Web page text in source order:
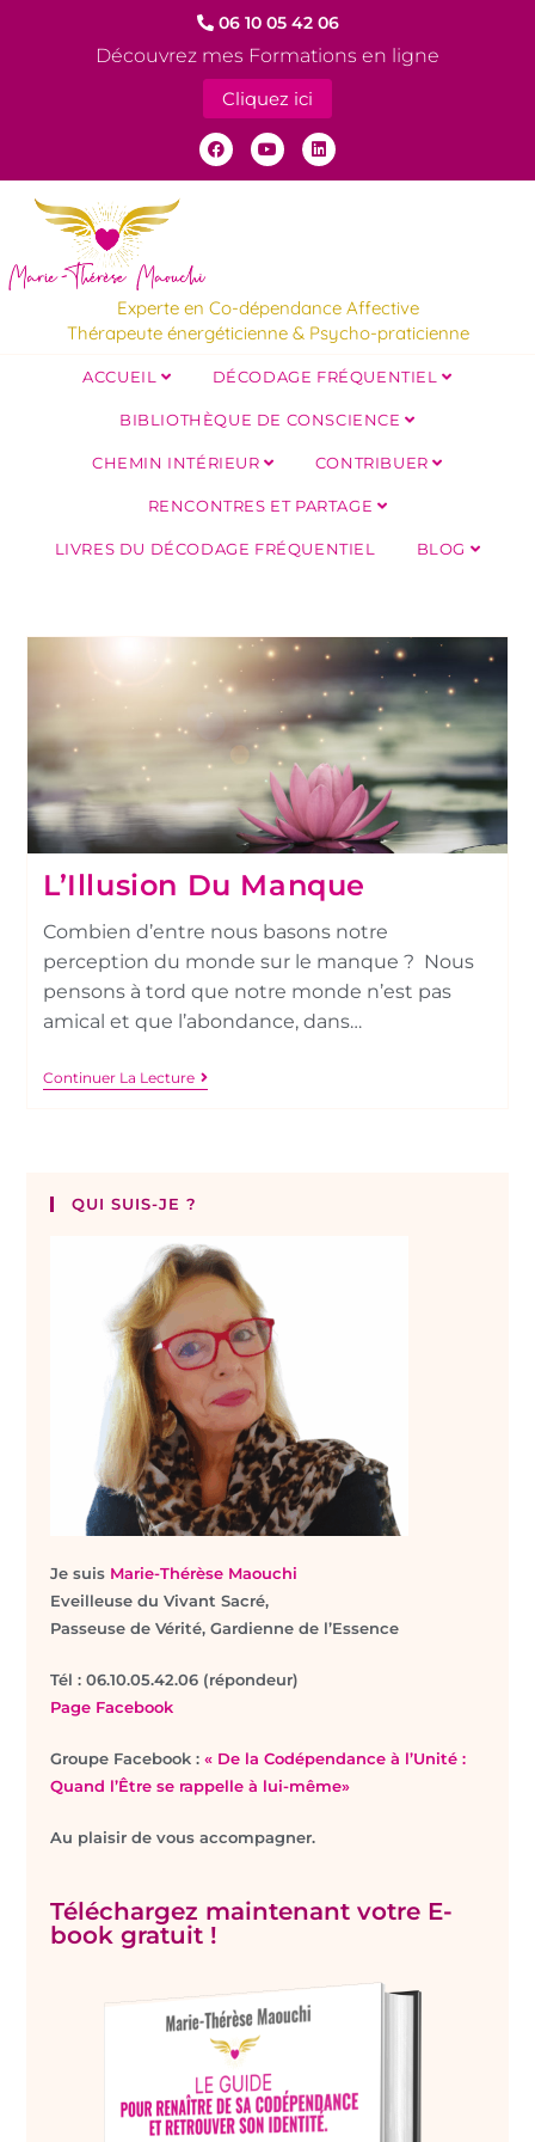
06 10 05 42 06
Découvrez mes Formations en ligne
Cliquez ici
Experte en Co-dépendance Affective
Thérapeute énergéticienne & Psycho-praticienne
ACCUEIL DÉCODAGE FRÉQUENTIEL
BIBLIOTHÈQUE DE CONSCIENCE
CHEMIN INTÉRIEUR CONTRIBUER
RENCONTRES ET PARTAGE
LIVRES DU DÉCODAGE FRÉQUENTIEL BLOG
L’Illusion Du Manque
Combien d’entre nous basons notre
perception du monde sur le manque ? Nous
pensons à tord que notre monde n’est pas
amical et que l’abondance, dans…
Continuer La Lecture
QUI SUIS-JE ?
Je suis Marie-Thérèse Maouchi
Eveilleuse du Vivant Sacré,
Passeuse de Vérité, Gardienne de l’Essence
Tél : 06.10.05.42.06 (répondeur)
Page Facebook
Groupe Facebook :« De la Codépendance à l’Unité :
Quand l’Être se rappelle à lui-même»
Au plaisir de vous accompagner.
Téléchargez maintenant votre E-
book gratuit !